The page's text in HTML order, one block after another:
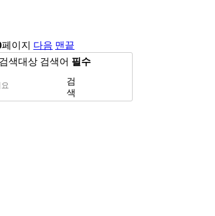
페이지 다음 맨끝
검색대상 검색어 필수
검
색